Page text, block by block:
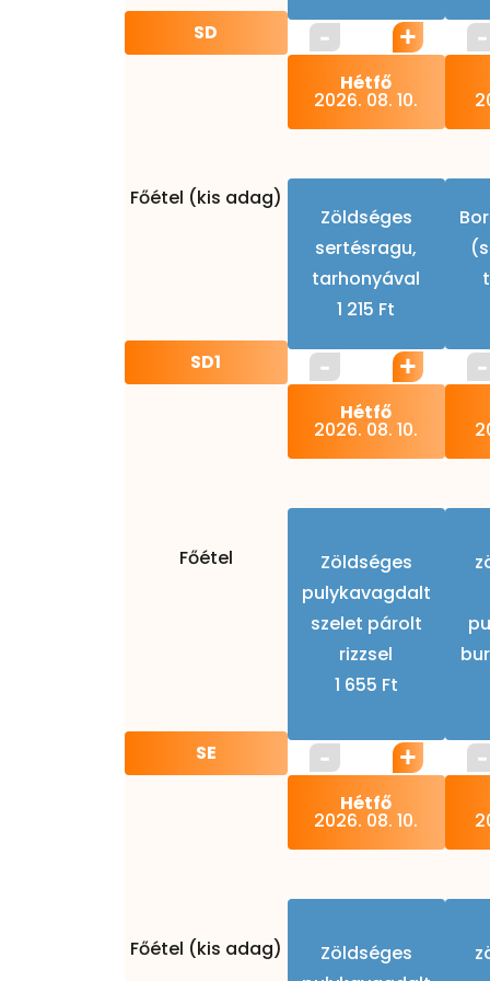
SD
Főétel (kis adag)
SD1
Hétfő
2026. 08. 10.
Zöldséges
sertésragu,
tarhonyával
1 215 Ft
Főétel
SE
Hétfő
2026. 08. 10.
Zöldséges
pulykavagdalt
szelet párolt
rizzsel
1 655 Ft
Főétel (kis adag)
Hétfő
2026. 08. 10.
Zöldséges